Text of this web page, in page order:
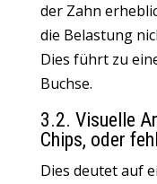
der Zahn
die Belastung
Dies führt zu
Buchse.
3.2. Visuelle
Chips, oder
Dies deutet auf